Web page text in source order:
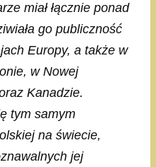
miał łącznie ponad
go publiczność
Europy, a także w
w Nowej
Kanadzie.
tym samym
na świecie,
jej